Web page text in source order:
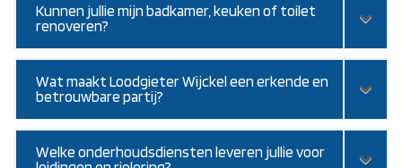
Kunnen jullie mijn badkamer, keuken of toilet
renoveren?
Wat maakt Loodgieter Wijckel een erkende en
betrouwbare partij?
Welke onderhoudsdiensten leveren jullie voor